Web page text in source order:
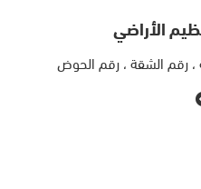
الأراضي
، رقم الشقة ، رقم الحوض